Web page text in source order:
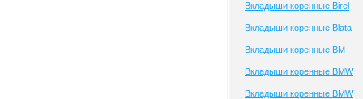
Вкладыши коренные Birel
Вкладыши коренные Blata
Вкладыши коренные BM
Вкладыши коренные BMW
Вкладыши коренные BMW